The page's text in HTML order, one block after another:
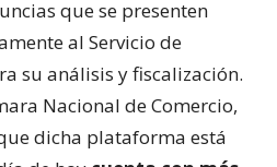
que se presenten
al Servicio de
su análisis y fiscalización.
Nacional de Comercio,
dicha plataforma está